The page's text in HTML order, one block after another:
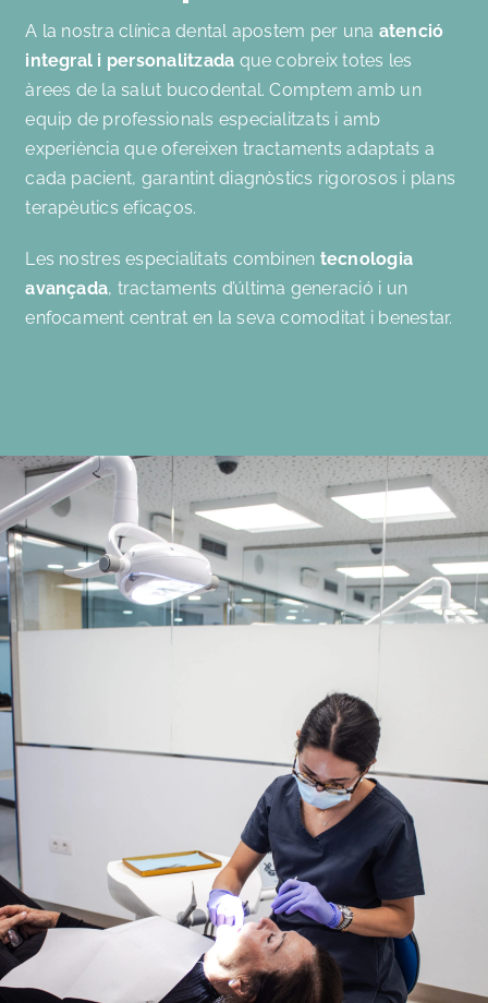
A la nostra clínica dental apostem per una atenció
integral i personalitzada que cobreix totes les
àrees de la salut bucodental. Comptem amb un
equip de professionals especialitzats i amb
experiència que ofereixen tractaments adaptats a
cada pacient, garantint diagnòstics rigorosos i plans
terapèutics eficaços.
Les nostres especialitats combinen tecnologia
avançada, tractaments d’última generació i un
enfocament centrat en la seva comoditat i benestar.